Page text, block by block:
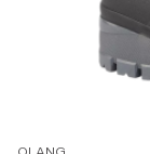
PRODUCENT